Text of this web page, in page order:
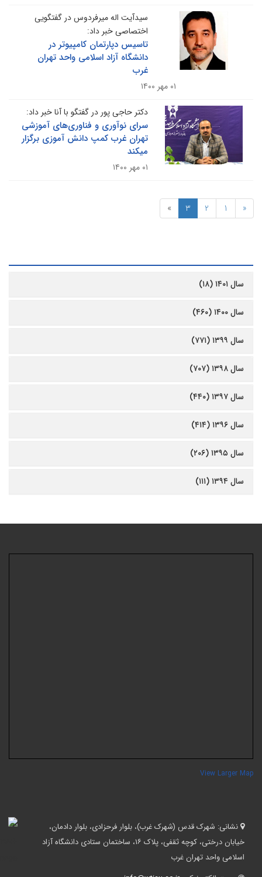
سیدآیت اله میرفردوس در گفتگویی
اختصاصی خبر داد:
تاسیس دپارتمان کامپیوتر در
دانشگاه آزاد اسلامی واحد تهران
غرب
دکتر حاجی پور در گفتگو با آنا خبر داد:
سرای نوآوری و فناوری‌های آموزشی
تهران غرب کمپ دانش آموزی برگزار
میکند
سال ۱۴۰۱ (۱۸)
سال ۱۴۰۰ (۴۶۰)
سال ۱۳۹۹ (۷۷۱)
سال ۱۳۹۸ (۷۰۷)
سال ۱۳۹۷ (۴۴۰)
سال ۱۳۹۶ (۴۱۴)
سال ۱۳۹۵ (۲۰۶)
سال ۱۳۹۴ (۱۱۱)
View Larger
نشانی:شهرک قدس (شهرک غرب)، بلوار فرحزادی، بلوار دادمان،
خیابان درختی، کوچه ثقفی، پلاک ۱۶، ساختمان ستادی دانشگاه آزاد
اسلامی واحد تهران غرب